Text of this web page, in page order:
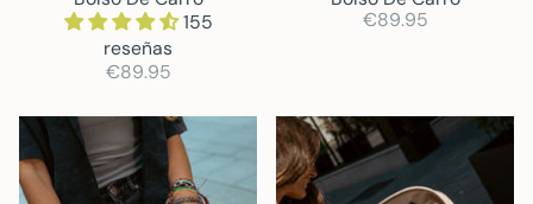
155
reseñas
€89.95
€89.95